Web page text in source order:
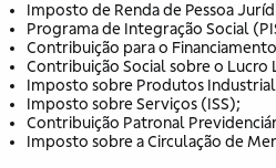
Imposto de Renda de Pessoa
Programa de Integração Social
Contribuição para o
Contribuição Social sobre o Lucro
Imposto sobre Produtos
Imposto sobre Serviços (ISS);
Contribuição Patronal
Imposto sobre a Circulação de